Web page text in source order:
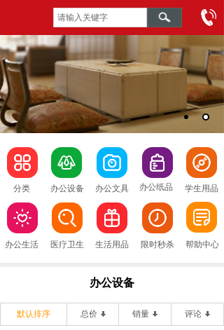
分类 办公设备 办公文具 办公纸品 学生用品
限时秒杀 帮助中心
办公生活 生活用品
医疗卫生
办公设备
默认排序 总价 销量 评论